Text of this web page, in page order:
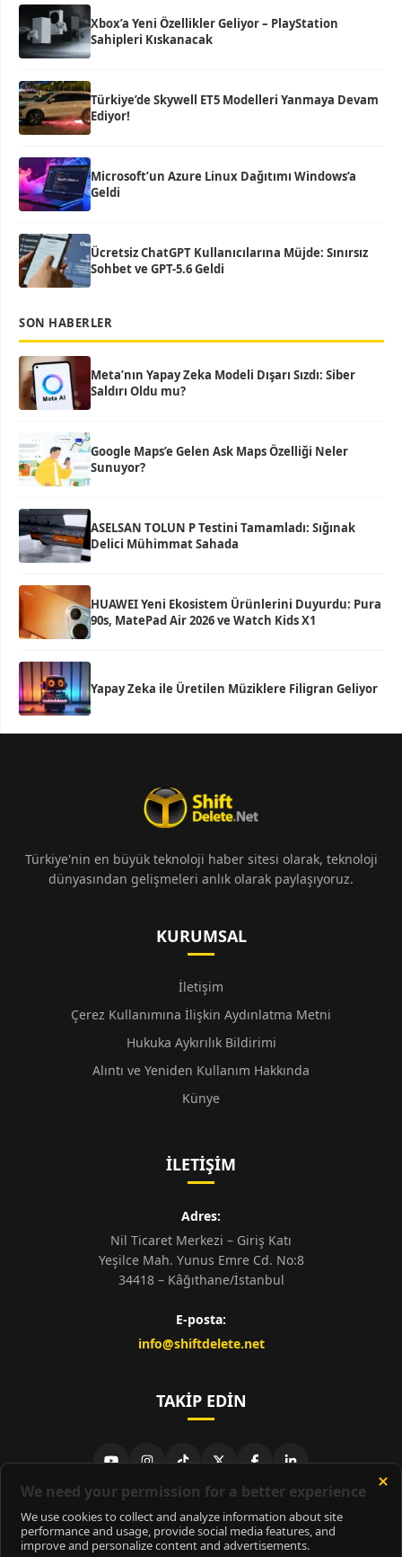
Xbox’a Yeni Özellikler Geliyor – PlayStation
Sahipleri Kıskanacak
Türkiye’de Skywell ET5 Modelleri Yanmaya Devam
Ediyor!
Microsoft’un Azure Linux Dağıtımı Windows’a
Geldi
Ücretsiz ChatGPT Kullanıcılarına Müjde: Sınırsız
Sohbet ve GPT-5.6 Geldi
SON HABERLER
Meta’nın Yapay Zeka Modeli Dışarı Sızdı: Siber
Saldırı Oldu mu?
Google Maps’e Gelen Ask Maps Özelliği Neler
Sunuyor?
ASELSAN TOLUN P Testini Tamamladı: Sığınak
Delici Mühimmat Sahada
HUAWEI Yeni Ekosistem Ürünlerini Duyurdu: Pura
90s, MatePad Air 2026 ve Watch Kids X1
Yapay Zeka ile Üretilen Müziklere Filigran Geliyor
Türkiye'nin en büyük teknoloji haber sitesi olarak, teknoloji
dünyasından gelişmeleri anlık olarak paylaşıyoruz.
KURUMSAL
İletişim
Çerez Kullanımına İlişkin Aydınlatma Metni
Hukuka Aykırılık Bildirimi
Alıntı ve Yeniden Kullanım Hakkında
Künye
İLETIŞIM
Adres:
Nil Ticaret Merkezi – Giriş Katı
Yeşilce Mah. Yunus Emre Cd. No:8
34418 – Kâğıthane/İstanbul
E-posta:
info@shiftdelete.net
TAKIP EDIN